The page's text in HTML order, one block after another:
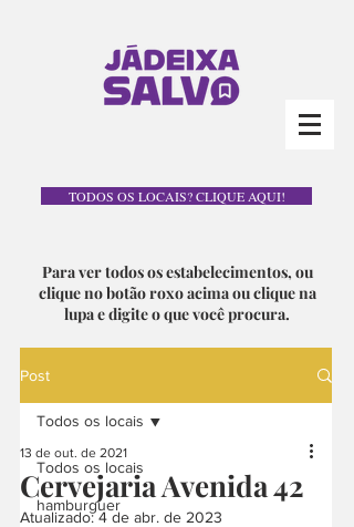
TODOS OS LOCAIS? CLIQUE AQUI!
Para ver todos os estabelecimentos, ou
clique no botão roxo acima ou clique na
lupa e digite o que você procura.
Post
Todos os locais
hamburguer
Todos os locais
Cervejaria Avenida 42
13 de out. de 2021
Atualizado:4 de abr. de 2023